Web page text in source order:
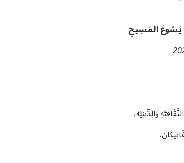
يَسُوعَ المَسِيحِ
وَالدِّينِيَّةِ،